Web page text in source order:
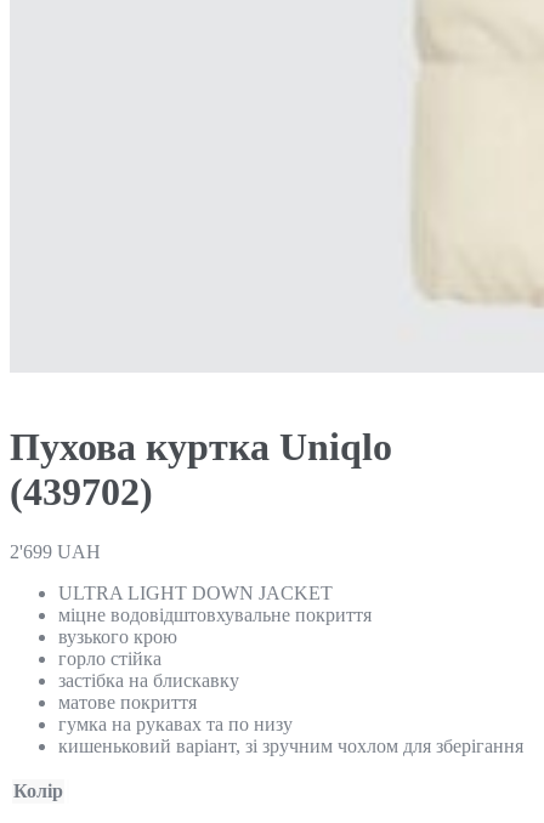
Пухова куртка Uniqlo
(439702)
2'699 UAH
ULTRA LIGHT DOWN JACKET
міцне водовідштовхувальне покриття
вузького крою
горло стійка
застібка на блискавку
матове покриття
гумка на рукавах та по низу
кишеньковий варіант, зі зручним чохлом для зберігання
Колір